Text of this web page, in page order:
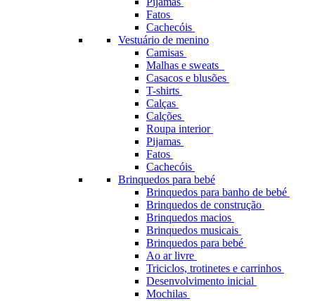
Fatos
Cachecóis
Vestuário de menino
Camisas
Malhas e sweats
Casacos e blusões
T-shirts
Calças
Calções
Roupa interior
Pijamas
Fatos
Cachecóis
Brinquedos para bebé
Brinquedos para banho de bebé
Brinquedos de construção
Brinquedos macios
Brinquedos musicais
Brinquedos para bebé
Ao ar livre
Triciclos, trotinetes e carrinhos
Desenvolvimento inicial
Mochilas